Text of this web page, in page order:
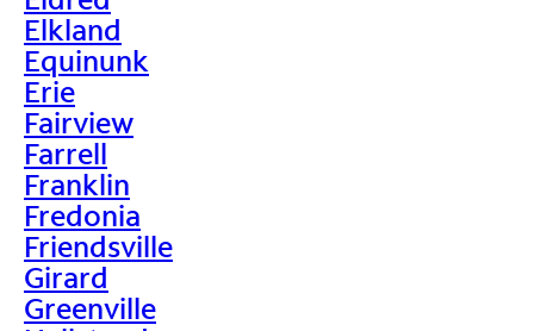
Elkland
Equinunk
Erie
Fairview
Farrell
Franklin
Fredonia
Friendsville
Girard
Greenville